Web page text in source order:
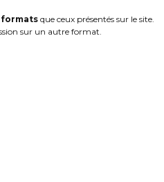
que ceux présentés sur le site.
sur un autre format.